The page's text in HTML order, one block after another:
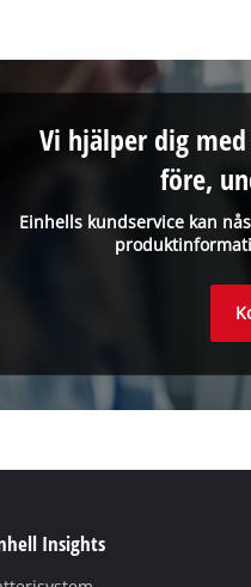
Einhells kundservice kan
Vi hjälper dig
före,
Insights